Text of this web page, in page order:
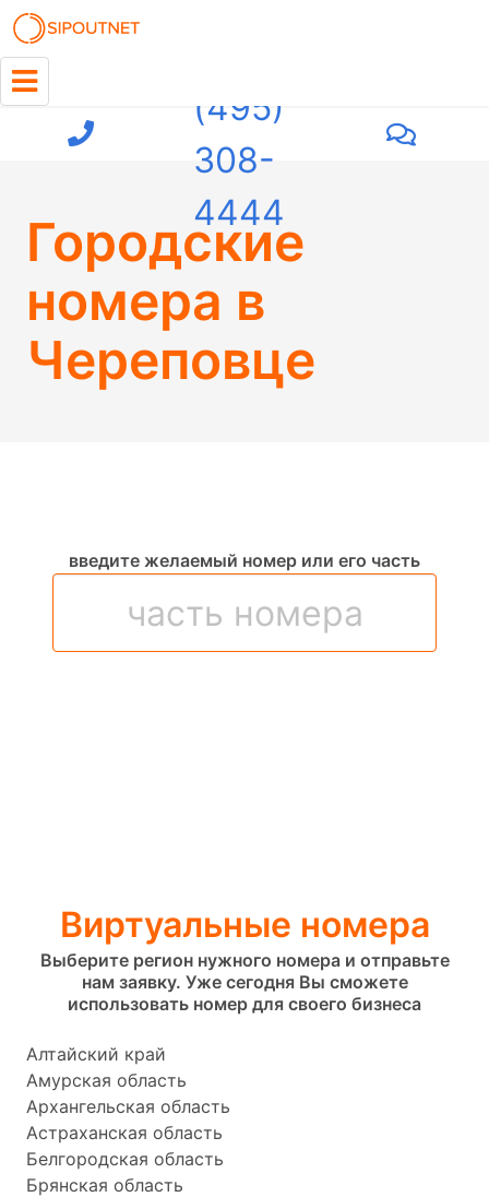
(495)
308-
4444
Городские
номера в
Череповце
введите желаемый номер или его часть
Виртуальные номера
Выберите регион нужного номера и отправьте
нам заявку. Уже сегодня Вы сможете
использовать номер для своего бизнеса
Алтайский край
Амурская область
Архангельская область
Астраханская область
Белгородская область
Брянская область